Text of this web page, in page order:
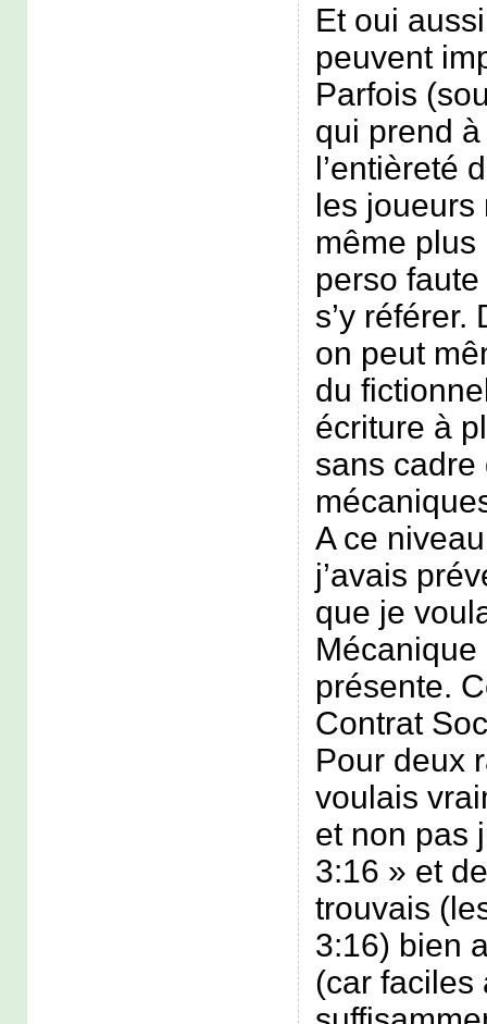
Et oui
peuvent
Parfois
qui prend
l’entièreté
les joueurs
même plus
perso
s’y référer.
on peut
du
écriture à
sans cadre
A ce
j’avais
que je
Mécanique
présente.
Contrat
Pour deux
voulais
et non pas
3:16 » et
trouvais
3:16) bien
(car faciles